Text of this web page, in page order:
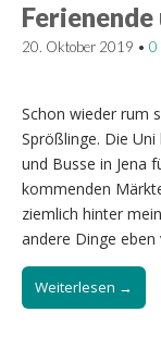
20. Oktober 2019 • 0
Schon wieder rum
Sprößlinge. Die
und Busse in Jena
kommenden
ziemlich hinter
andere Dinge
Weiterlesen →